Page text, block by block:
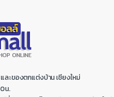
ะของตกแต่งบ้าน เชียงใหม่
น.